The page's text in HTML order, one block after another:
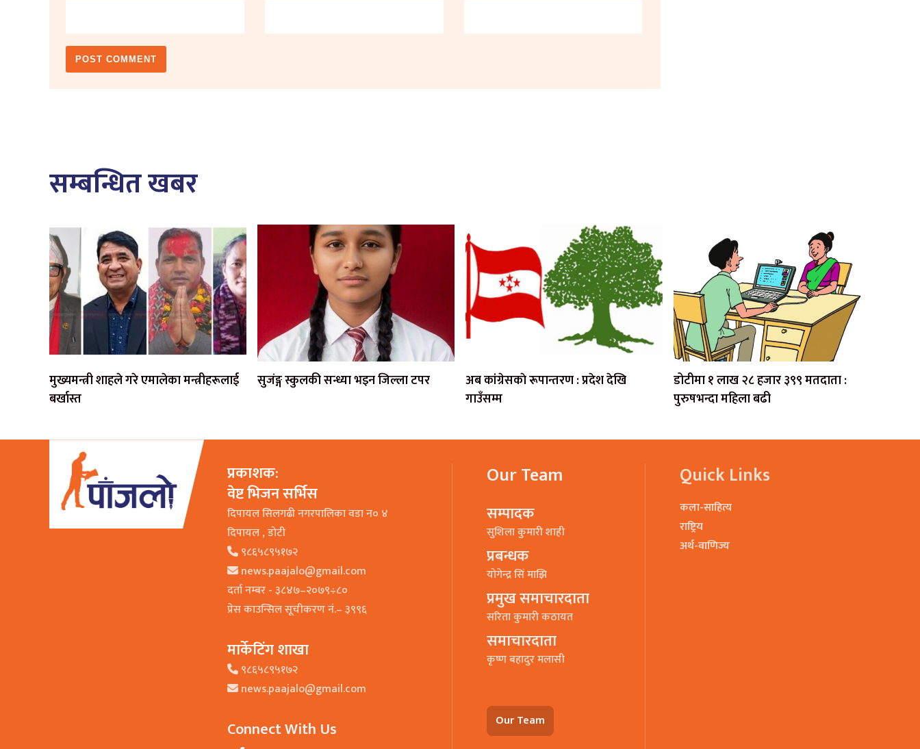
सम्बन्धित खबर
मुख्यमन्त्री शाहले गरे एमालेका मन्त्रीहरूलाई
बर्खास्त
सुजंङ्ग स्कुलकी सन्ध्या भइन जिल्ला टपर
अब कांग्रेसकाे रूपान्तरण : प्रदेश देखि
गाउँसम्म
डोटीमा १ लाख २८ हजार ३९९ मतदाता :
पुरुषभन्दा महिला बढी
प्रकाशक:
वेष्ट भिजन सर्भिस
दिपायल सिलगढी नगरपालिका वडा न० ४
दिपायल , डाेटी
९८६५८९५१७२
news.paajalo@gmail.com
दर्ता नम्बर - ३८४७–२०७९÷८०
प्रेस काउन्सिल सूचीकरण नं.– ३९९६
मार्केटिंग शाखा
९८६५८९५१७२
news.paajalo@gmail.com
Connect With Us
Our Team
सम्पादक
सुशिला कुमारी शाही
प्रबन्धक
याेगेन्द्र सिं माझि
प्रमुख समाचारदाता
सरिता कुमारी कठायत
समाचारदाता
कृष्ण बहादुर मलासी
Our Team
Quick Links
कला-साहित्य
राष्ट्रिय
अर्थ-वाणिज्य